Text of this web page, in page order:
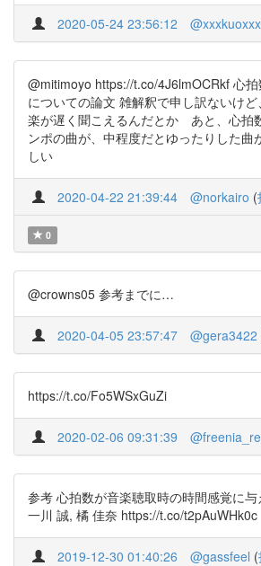
2020-05-24 23:56:12 @xxxkuoxxx
@mitimoyo https://t.co/4J6lmOCRkf 心
についての論文 雑解釈で申し訳ないけ
楽が遅く聞こえるんだとか あと、心拍
ンポの曲が、中程度だとゆったりした曲
しい
2020-04-22 21:39:44 @norkairo (
0
@crowns05 参考までに…
2020-04-05 23:57:47 @gera3422
https://t.co/Fo5WSxGuZi
2020-02-06 09:31:39 @freenia_re
参考 心拍数が音楽聴取時の時間感覚に
一川 誠, 橘 佳奈 https://t.co/t2pAuWHk0c
2019-12-30 01:40:26 @gassfeel (